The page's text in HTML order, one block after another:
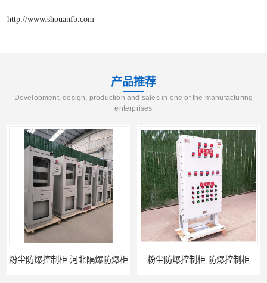
http://www.shouanfb.com
产品推荐
Development, design, production and sales in one of the manufacturing
enterprises
控制柜 河北隔爆防爆柜 粉尘防爆控制柜 防爆控制柜